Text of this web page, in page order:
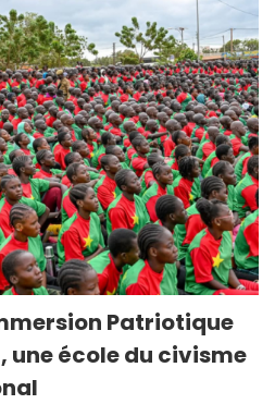
Patriotique
une école du civisme